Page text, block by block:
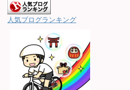
人気ブログランキング